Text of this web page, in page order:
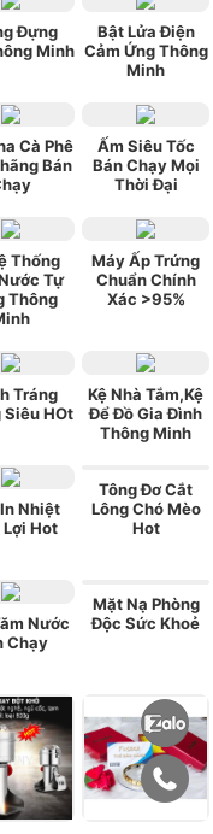
Đựng
Minh
Bật Lửa Điện
Cảm Ứng Thông
Minh
Cà Phê
Bán
Ấm Siêu Tốc
Bán Chạy Mọi
Thời Đại
Thống
Tự
Thông
Máy Ấp Trứng
Chuẩn Chính
Xác >95%
Tráng
Siêu HOt
Kệ Nhà Tắm,Kệ
Để Đồ Gia Đình
Thông Minh
Nhiệt
Hot
Tông Đơ Cắt
Lông Chó Mèo
Hot
Nước
Chạy
Mặt Nạ Phòng
Độc Sức Khoẻ